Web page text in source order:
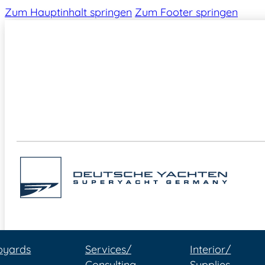
Zum Hauptinhalt springen Zum Footer springen
Services/
Interior/